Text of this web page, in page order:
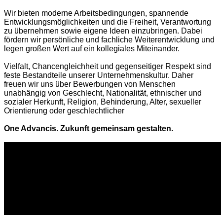
Wir bieten moderne Arbeitsbedingungen, spannende
Entwicklungsmöglichkeiten und die Freiheit, Verantwortung
zu übernehmen sowie eigene Ideen einzubringen. Dabei
fördern wir persönliche und fachliche Weiterentwicklung und
legen großen Wert auf ein kollegiales Miteinander.
Vielfalt, Chancengleichheit und gegenseitiger Respekt sind
feste Bestandteile unserer Unternehmenskultur. Daher
freuen wir uns über Bewerbungen von Menschen
unabhängig von Geschlecht, Nationalität, ethnischer und
sozialer Herkunft, Religion, Behinderung, Alter, sexueller
Orientierung oder geschlechtlicher
One Advancis. Zukunft gemeinsam gestalten.